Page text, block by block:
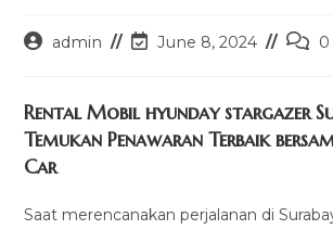
Postadmin
PostJune 8, 2024
Post
Rental Mobil hyunday stargazer
Temukan Penawaran Terbaik
Car
Saat merencanakan perjalanan di